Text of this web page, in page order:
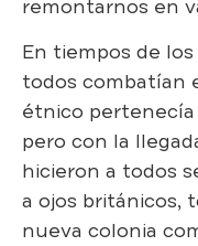
remontarnos en
En tiempos de
todos combatían
étnico
pero con la
hicieron a todos
a ojos británicos,
nueva colonia